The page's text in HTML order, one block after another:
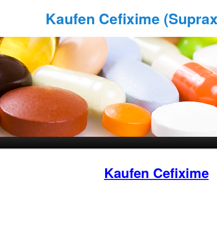
Kaufen Cefixime
Kaufen Cefixime